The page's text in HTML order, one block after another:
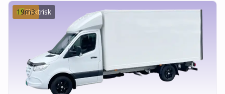
Elektrisk
19m3